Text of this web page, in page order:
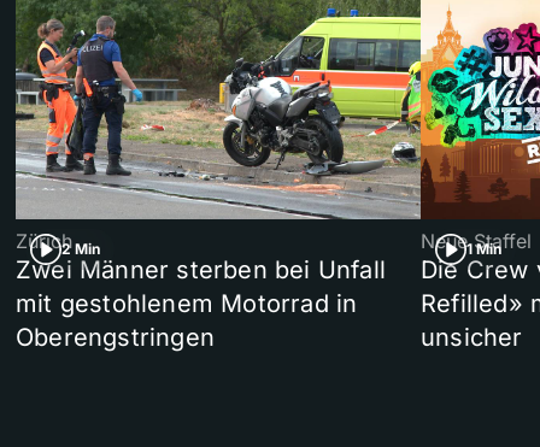
2 Min
Zürich
Zwei Männer sterben bei Unfall
mit gestohlenem Motorrad in
Oberengstringen
1 Min
Neue Staffel
Die Crew
Refilled»
unsicher